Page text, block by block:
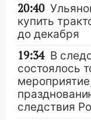
20:40
купить
до декабря
19:34 В
состоялось
следствия